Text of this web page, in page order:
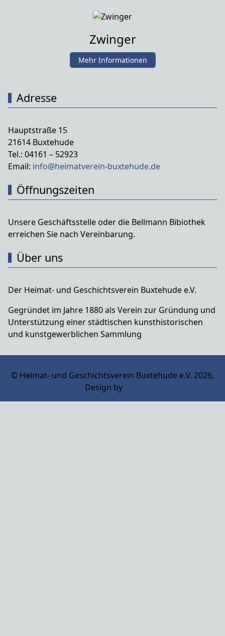
Zwinger
Mehr Informationen
Adresse
Hauptstraße 15
21614 Buxtehude
Tel.: 04161 – 52923
Email: info@heimatverein-buxtehude.de
Öffnungszeiten
Unsere Geschäftsstelle oder die Bellmann Bibiothek
erreichen Sie nach Vereinbarung.
Über uns
Der Heimat- und Geschichtsverein Buxtehude e.V.
Gegründet im Jahre 1880 als Verein zur Gründung und
Unterstützung einer städtischen kunsthistorischen
und kunstgewerblichen Sammlung
© Heimat- und Geschichtsverein Buxtehude e.V. 2026,
Design by